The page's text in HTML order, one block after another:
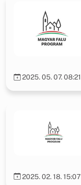
2025. 05. 07. 08:21
2025. 02. 18. 15:07